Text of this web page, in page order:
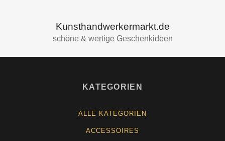
Kunsthandwerkermarkt.de
schöne & wertige Geschenkideen
KATEGORIEN
ALLE KATEGORIEN
ACCESSOIRES